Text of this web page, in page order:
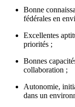
Bonne
fédérales en
Excellentes
priorités ;
Bonnes
collaboration ;
Autonomie,
dans un